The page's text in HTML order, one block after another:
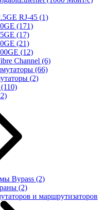
RJ-45 (1)
(171)
(17)
(21)
(12)
Channel (6)
(66)
(2)
(110)
Bypass (2)
(2)
и маршрутизаторов